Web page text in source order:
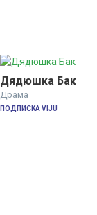
Дядюшка Бак
Драма
ПОДПИСКА VIJU